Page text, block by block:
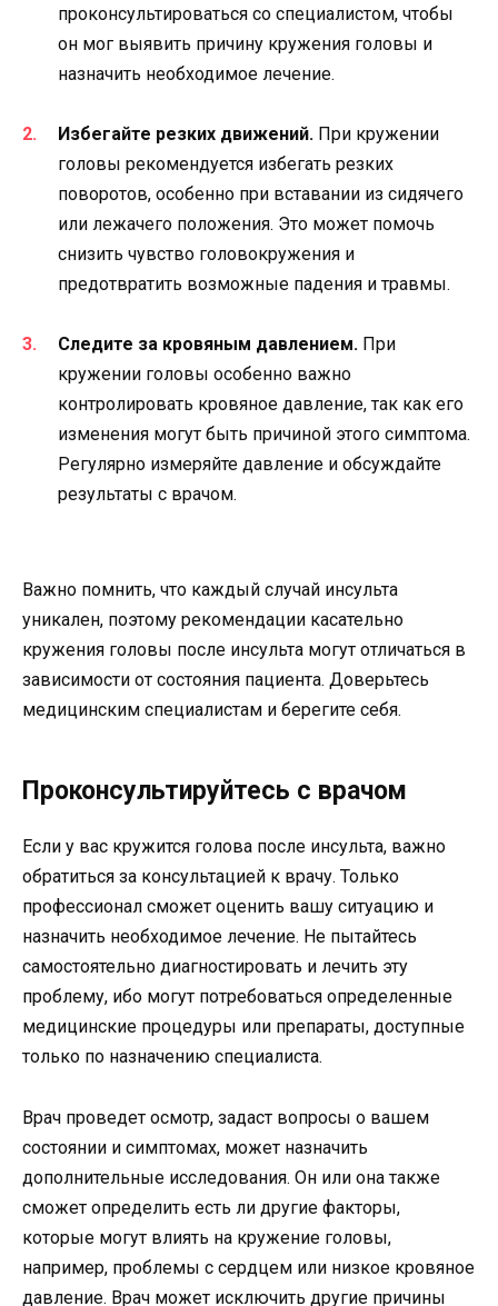
проконсультироваться со специалистом, чтобы
он мог выявить причину кружения головы и
назначить необходимое лечение.
Избегайте резких движений. При кружении
головы рекомендуется избегать резких
поворотов, особенно при вставании из сидячего
или лежачего положения. Это может помочь
снизить чувство головокружения и
предотвратить возможные падения и травмы.
Следите за кровяным давлением. При
кружении головы особенно важно
контролировать кровяное давление, так как его
изменения могут быть причиной этого симптома.
Регулярно измеряйте давление и обсуждайте
результаты с врачом.
Важно помнить, что каждый случай инсульта
уникален, поэтому рекомендации касательно
кружения головы после инсульта могут отличаться в
зависимости от состояния пациента. Доверьтесь
медицинским специалистам и берегите себя.
Проконсультируйтесь с врачом
Если у вас кружится голова после инсульта, важно
обратиться за консультацией к врачу. Только
профессионал сможет оценить вашу ситуацию и
назначить необходимое лечение. Не пытайтесь
самостоятельно диагностировать и лечить эту
проблему, ибо могут потребоваться определенные
медицинские процедуры или препараты, доступные
только по назначению специалиста.
Врач проведет осмотр, задаст вопросы о вашем
состоянии и симптомах, может назначить
дополнительные исследования. Он или она также
сможет определить есть ли другие факторы,
которые могут влиять на кружение головы,
например, проблемы с сердцем или низкое кровяное
давление. Врач может исключить другие причины